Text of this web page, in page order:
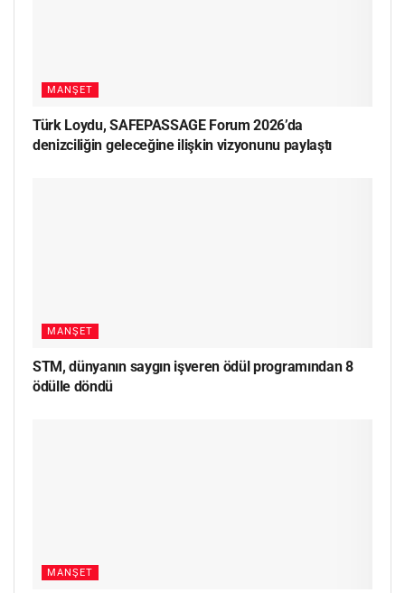
MANŞET
Türk Loydu, SAFEPASSAGE Forum 2026’da
denizciliğin geleceğine ilişkin vizyonunu paylaştı
MANŞET
STM, dünyanın saygın işveren ödül programından 8
ödülle döndü
MANŞET